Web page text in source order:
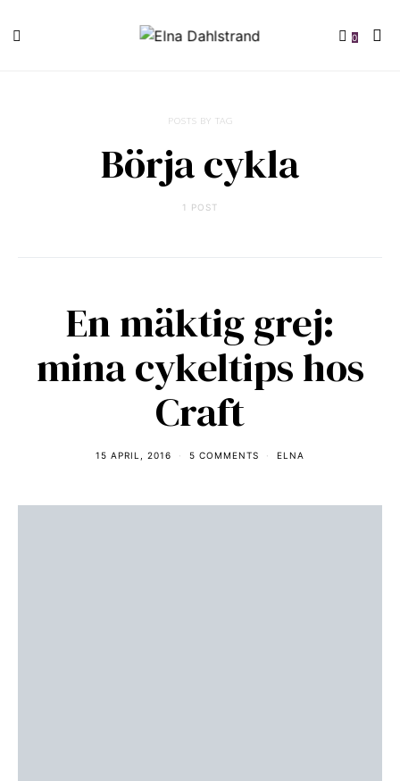
0
POSTS BY TAG
Börja cykla
1 POST
En mäktig grej:
mina cykeltips hos
Craft
15 APRIL, 2016 5 COMMENTS ELNA